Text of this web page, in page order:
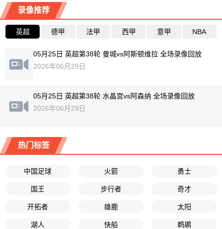
录像推荐
英超 德甲 法甲 西甲 意甲 NBA
05月25日 英超第38轮 曼城vs阿斯顿维拉 全场录像回放
2026年06月29日
05月25日 英超第38轮 水晶宫vs阿森纳 全场录像回放
2026年06月29日
热门标签
中国足球 火箭 勇士
国王 步行者 奇才
开拓者 雄鹿 太阳
湖人 快船 鹈鹕